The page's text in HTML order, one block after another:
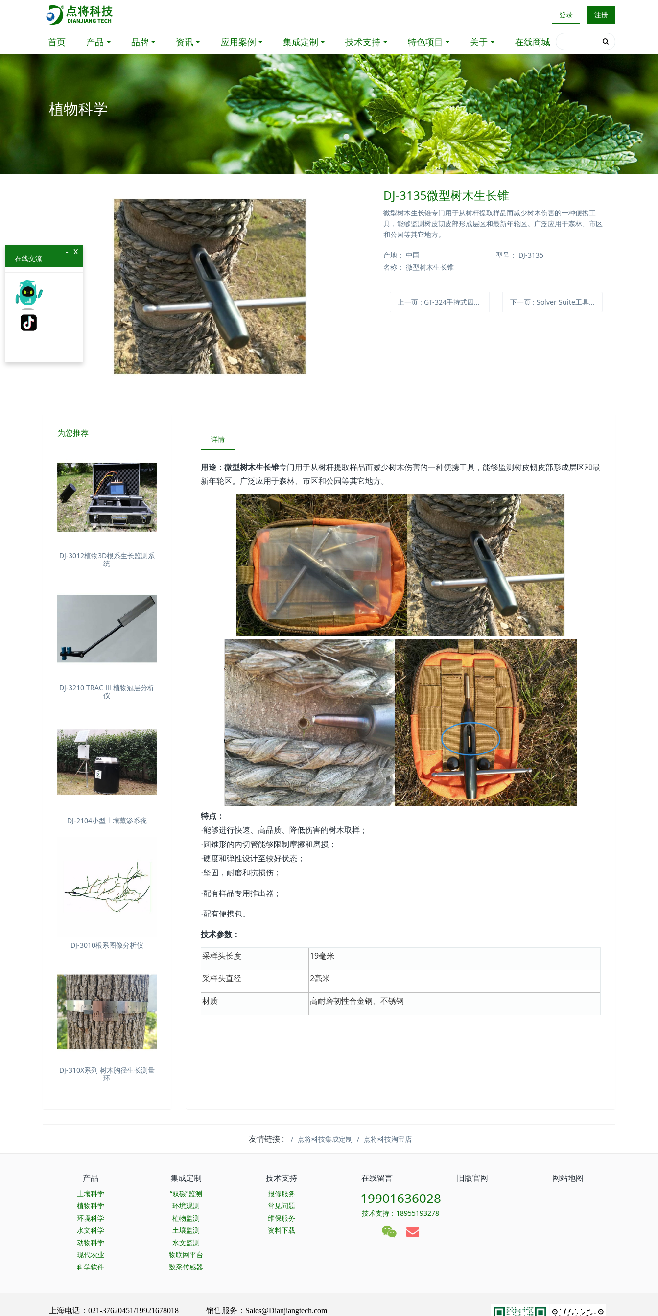
登录 注册
首页 产品 品牌 资讯 应用案例 集成定制 技术支持 特色项目 关于 在线商城
植物科学
DJ-3135微型树木生长锥
微型树木生长锥专门用于从树杆提取样品而减少树木伤害的一种便携工
具，能够监测树皮韧皮部形成层区和最新年轮区。广泛应用于森林、市区
和公园等其它地方。
产地： 中国 型号： DJ-3135
名称： 微型树木生长锥
上一页 : GT-324手持式四通道粒子计数器 下一页 : Solver Suite工具包
详情
用途：微型树木生长锥专门用于从树杆提取样品而减少树木伤害的一种便携工具，能够监测树皮韧皮部形成层区和最
新年轮区。广泛应用于森林、市区和公园等其它地方。
特点：
·能够进行快速、高品质、降低伤害的树木取样；
·圆锥形的内切管能够限制摩擦和磨损；
·硬度和弹性设计至较好状态；
·坚固，耐磨和抗损伤；
·配有样品专用推出器；
·配有便携包。
技术参数：
采样头长度
19毫米
采样头直径 2毫米
材质 高耐磨韧性合金钢、不锈钢
为您推荐
DJ-3012植物3D根系生长监测系
统
DJ-3210 TRAC Ⅲ 植物冠层分析
仪
DJ-2104小型土壤蒸渗系统
DJ-3010根系图像分析仪
DJ-310X系列 树木胸径生长测量
环
友情链接 : 点将科技集成定制 点将科技淘宝店
产品
土壤科学
植物科学
环境科学
水文科学
动物科学
现代农业
科学软件
集成定制
“双碳”监测
环境观测
植物监测
土壤监测
水文监测
物联网平台
数采传感器
技术支持
报修服务
常见问题
维保服务
资料下载
在线留言 旧版官网 网站地图
19901636028
技术支持：18955193278
上海电话：021-37620451/19921678018 销售服务：Sales@Dianjiangtech.com
x
-
在线交流